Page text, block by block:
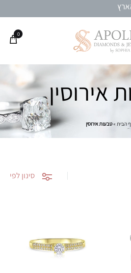
0
אירוסין
הבית »טבעות אירוסין
סינון לפי